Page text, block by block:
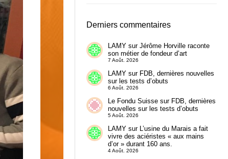
Derniers commentaires
LAMYsur Jérôme Horville raconte
son métier de fondeur d’art
7 Août. 2026
LAMYsur FDB, dernières nouvelles
sur les tests d’obuts
6 Août. 2026
Le Fondu Suissesur FDB, dernières
nouvelles sur les tests d’obuts
5 Août. 2026
LAMYsur L’usine du Marais a fait
vivre des aciéristes « aux mains
d’or » durant 160 ans.
4 Août. 2026